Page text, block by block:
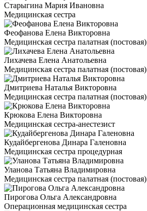
Старыгина Мария Ивановна
Медицинская сестра
Феофанова Елена Викторовна
Медицинская сестра палатная (постовая)
Лихачева Елена Анатольевна
Медицинская сестра палатная (постовая)
Дмитриева Наталья Викторовна
Медицинская сестра палатная (постовая)
Крюкова Елена Викторовна
Медицинская сестра-анестезист
Кудайбергенова Динара Галеновна
Медицинская сестра процедурная
Уланова Татьяна Владимировна
Медицинская сестра палатная (постовая)
Пирогова Ольга Александровна
Операционная медицинская сестра